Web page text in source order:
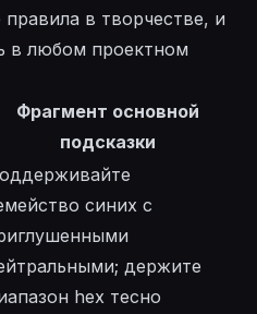
в творчестве, и
в любом проектном
Фрагмент основной
подсказки
синих с
держите
hex тесно